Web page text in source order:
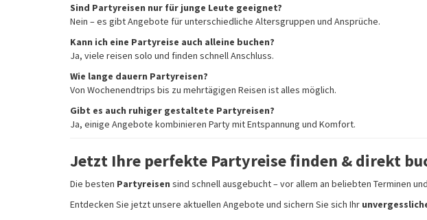
Sind Partyreisen nur für junge Leute geeignet?
Nein – es gibt Angebote für unterschiedliche Altersgruppen und Ansprüche.
Kann ich eine Partyreise auch alleine buchen?
Ja, viele reisen solo und finden schnell Anschluss.
Wie lange dauern Partyreisen?
Von Wochenendtrips bis zu mehrtägigen Reisen ist alles möglich.
Gibt es auch ruhiger gestaltete Partyreisen?
Ja, einige Angebote kombinieren Party mit Entspannung und Komfort.
Jetzt Ihre perfekte Partyreise finden & direkt
Die besten Partyreisen sind schnell ausgebucht – vor allem an beliebten Terminen
Entdecken Sie jetzt unsere aktuellen Angebote und sichern Sie sich Ihr